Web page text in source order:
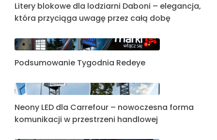
Litery blokowe dla lodziarni Daboni – elegancja,
która przyciąga uwagę przez całą dobę
Podsumowanie Tygodnia Redeye
Neony LED dla Carrefour – nowoczesna forma
komunikacji w przestrzeni handlowej